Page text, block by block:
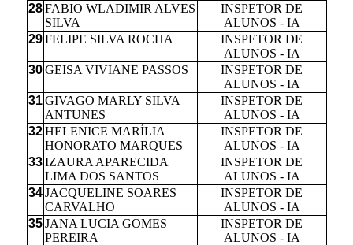
28 FABIO WLADIMIR ALVES
SILVA
INSPETOR DE
ALUNOS - IA
29 FELIPE SILVA ROCHA
INSPETOR DE
ALUNOS - IA
30 GEISA VIVIANE PASSOS
INSPETOR DE
ALUNOS - IA
31 GIVAGO MARLY SILVA
ANTUNES
INSPETOR DE
ALUNOS - IA
32 HELENICE MARÍLIA
HONORATO MARQUES
INSPETOR DE
ALUNOS - IA
33 IZAURA APARECIDA
LIMA DOS SANTOS
INSPETOR DE
ALUNOS - IA
34 JACQUELINE SOARES
CARVALHO
INSPETOR DE
ALUNOS - IA
35 JANA LUCIA GOMES
PEREIRA
INSPETOR DE
ALUNOS - IA